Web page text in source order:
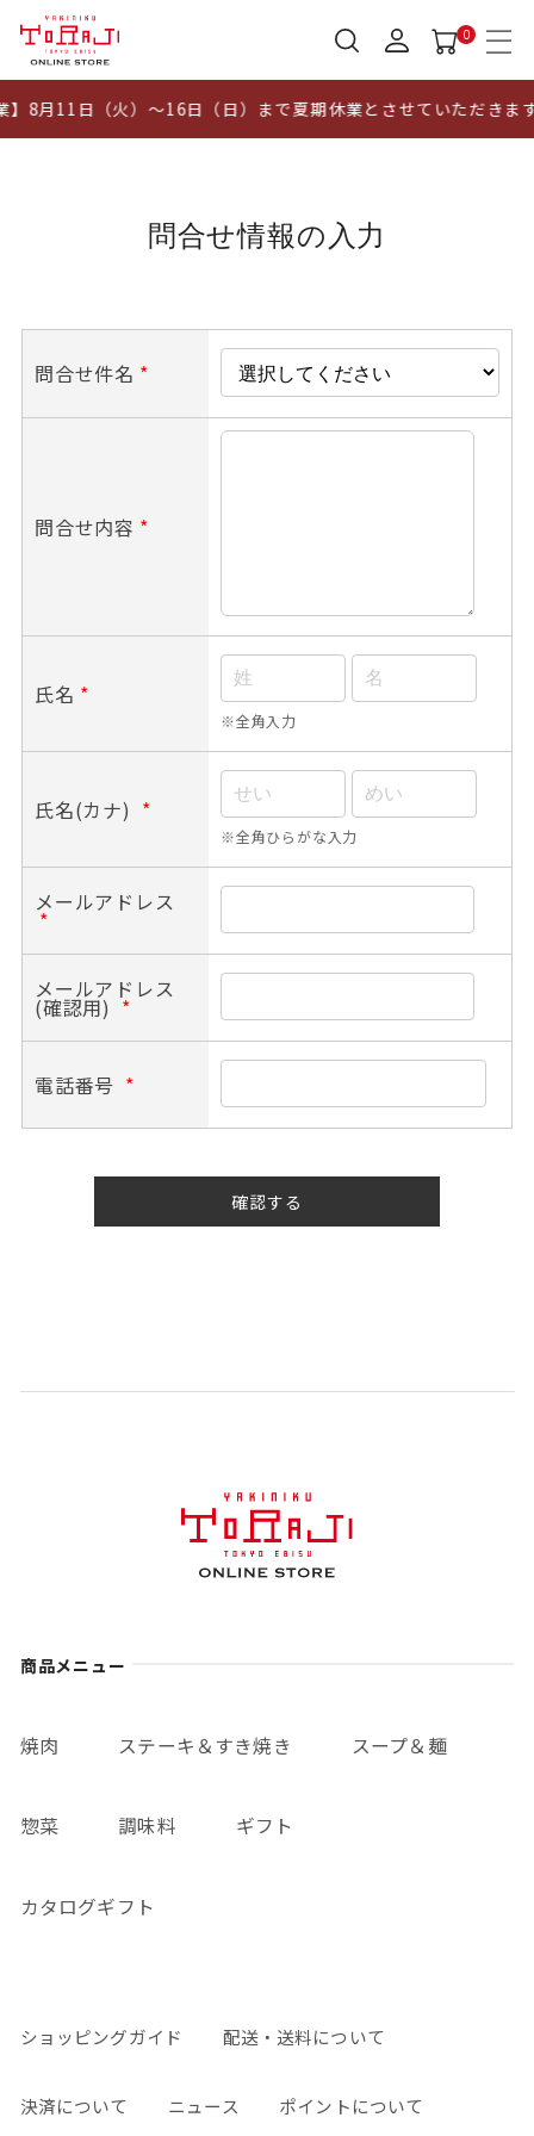
0
8月11日（火）～16日（日）まで夏期休業とさせていただきま
問合せ情報の入力
問合せ件名 *
問合せ内容 *
氏名 *
※全角入力
氏名(カナ) *
※全角ひらがな入力
メールアドレス
*
メールアドレス
(確認用) *
電話番号 *
確認する
商品メニュー
焼肉 ステーキ＆すき焼き スープ＆麺
惣菜 調味料 ギフト
カタログギフト
ショッピングガイド 配送・送料について
決済について ニュース ポイントについて